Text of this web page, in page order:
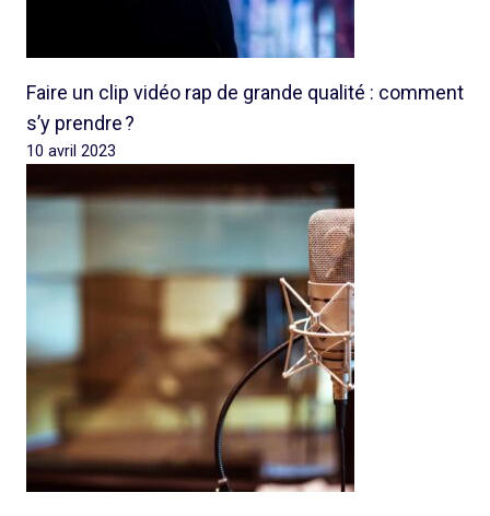
Faire un clip vidéo rap de grande qualité : comment
s’y prendre ?
10 avril 2023